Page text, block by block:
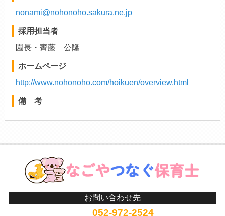
nonami@nohonoho.sakura.ne.jp
採用担当者
園長・齊藤 公隆
ホームページ
http://www.nohonoho.com/hoikuen/overview.html
備 考
お問い合わせ先
052-972-2524